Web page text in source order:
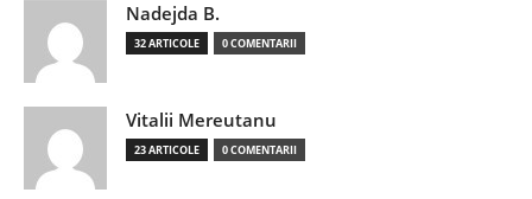
Nadejda B.
32 ARTICOLE 0 COMENTARII
Vitalii Mereutanu
23 ARTICOLE 0 COMENTARII